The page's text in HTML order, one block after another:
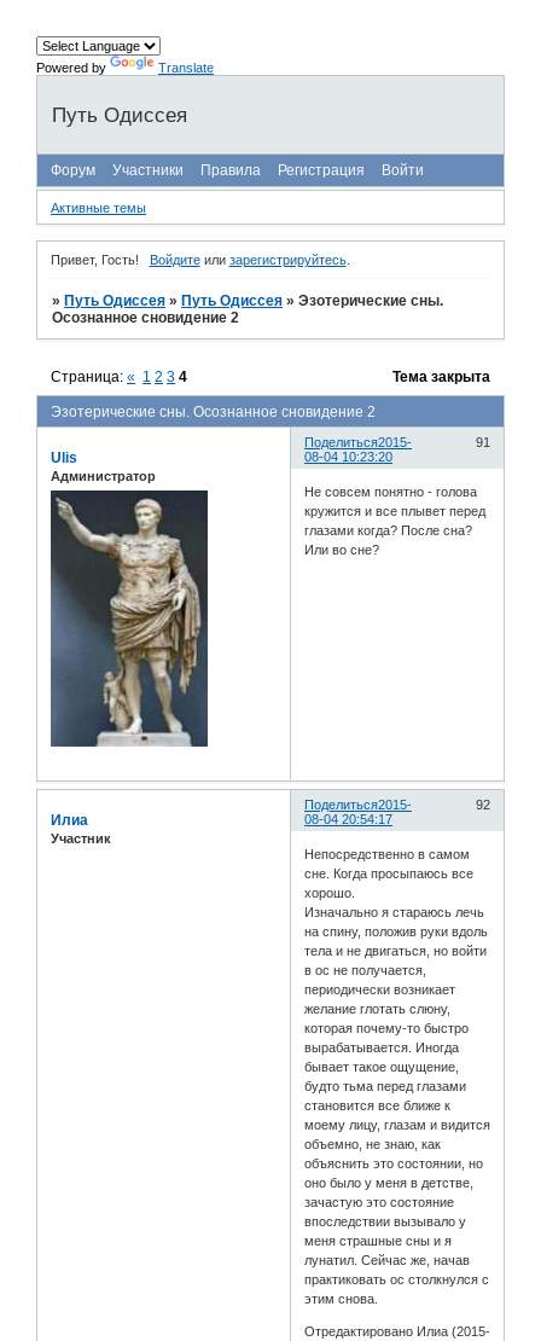
Powered by Translate
Путь Одиссея
Форум Участники Правила Регистрация Войти
Активные темы
Привет, Гость! Войдитеили зарегистрируйтесь.
» Путь Одиссея » Путь Одиссея »Эзотерические сны.
Осознанное сновидение 2
Эзотерические сны. Осознанное сновидение 2
Страница:« 1 2 3 4 Тема закрыта
Поделиться 91
2015-
08-04 10:23:20
Ulis
Администратор
Не совсем понятно - голова
кружится и все плывет перед
глазами когда? После сна?
Или во сне?
Поделиться 92
2015-
08-04 20:54:17
Илиа
Участник
Непосредственно в самом
сне. Когда просыпаюсь все
хорошо.
Изначально я стараюсь лечь
на спину, положив руки вдоль
тела и не двигаться, но войти
в ос не получается,
периодически возникает
желание глотать слюну,
которая почему-то быстро
вырабатывается. Иногда
бывает такое ощущение,
будто тьма перед глазами
становится все ближе к
моему лицу, глазам и видится
объемно, не знаю, как
объяснить это состоянии, но
оно было у меня в детстве,
зачастую это состояние
впоследствии вызывало у
меня страшные сны и я
лунатил. Сейчас же, начав
практиковать ос столкнулся с
этим снова.
Отредактировано Илиа (2015-